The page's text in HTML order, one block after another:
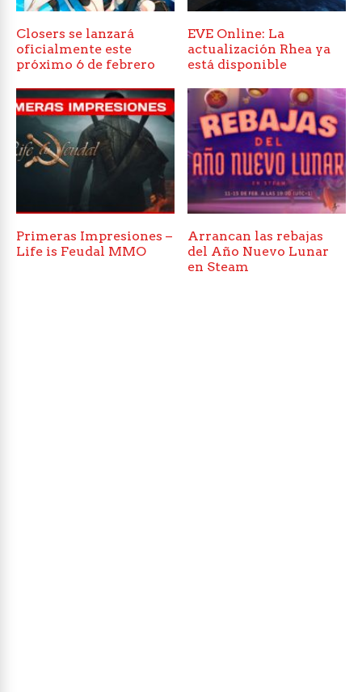
Closers se lanzará
oficialmente este
próximo 6 de febrero
EVE Online: La
actualización Rhea ya
está disponible
Primeras Impresiones –
Life is Feudal MMO
Arrancan las rebajas
del Año Nuevo Lunar
en Steam